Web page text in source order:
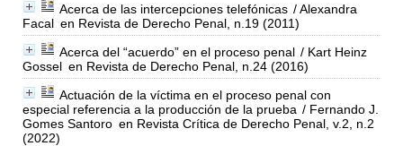
Acerca de las intercepciones telefónicas / Alexandra
Facal en Revista de Derecho Penal, n.19 (2011)
Acerca del “acuerdo” en el proceso penal / Kart Heinz
Gossel en Revista de Derecho Penal, n.24 (2016)
Actuación de la víctima en el proceso penal con
especial referencia a la producción de la prueba / Fernando J.
Gomes Santoro en Revista Crítica de Derecho Penal, v.2, n.2
(2022)